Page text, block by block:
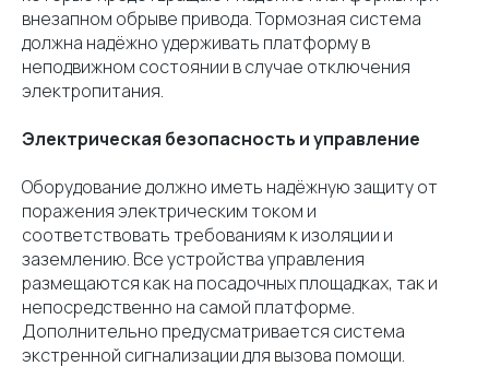
внезапном обрыве привода. Тормозная система
должна надёжно удерживать платформу в
неподвижном состоянии в случае отключения
электропитания.
Электрическая безопасность и управление
Оборудование должно иметь надёжную защиту от
поражения электрическим током и
соответствовать требованиям к изоляции и
заземлению. Все устройства управления
размещаются как на посадочных площадках, так и
непосредственно на самой платформе.
Дополнительно предусматривается система
экстренной сигнализации для вызова помощи.